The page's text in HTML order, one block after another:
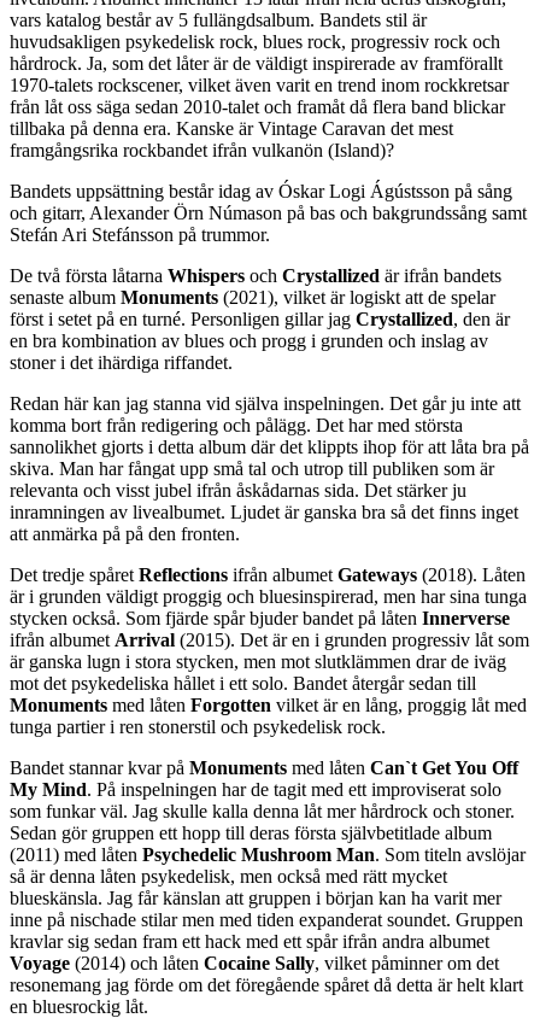
vars katalog består av 5 fullängdsalbum. Bandets stil är
huvudsakligen psykedelisk rock, blues rock, progressiv rock och
hårdrock. Ja, som det låter är de väldigt inspirerade av framförallt
1970-talets rockscener, vilket även varit en trend inom rockkretsar
från låt oss säga sedan 2010-talet och framåt då flera band blickar
tillbaka på denna era. Kanske är Vintage Caravan det mest
framgångsrika rockbandet ifrån vulkanön (Island)?
Bandets uppsättning består idag av Óskar Logi Ágústsson på sång
och gitarr, Alexander Örn Númason på bas och bakgrundssång samt
Stefán Ari Stefánsson på trummor.
De två första låtarna Whispers och Crystallized är ifrån bandets
senaste album Monuments (2021), vilket är logiskt att de spelar
först i setet på en turné. Personligen gillar jag Crystallized, den är
en bra kombination av blues och progg i grunden och inslag av
stoner i det ihärdiga riffandet.
Redan här kan jag stanna vid själva inspelningen. Det går ju inte att
komma bort från redigering och pålägg. Det har med största
sannolikhet gjorts i detta album där det klippts ihop för att låta bra på
skiva. Man har fångat upp små tal och utrop till publiken som är
relevanta och visst jubel ifrån åskådarnas sida. Det stärker ju
inramningen av livealbumet. Ljudet är ganska bra så det finns inget
att anmärka på på den fronten.
Det tredje spåret Reflections ifrån albumet Gateways (2018). Låten
är i grunden väldigt proggig och bluesinspirerad, men har sina tunga
stycken också. Som fjärde spår bjuder bandet på låten Innerverse
ifrån albumet Arrival (2015). Det är en i grunden progressiv låt som
är ganska lugn i stora stycken, men mot slutklämmen drar de iväg
mot det psykedeliska hållet i ett solo. Bandet återgår sedan till
Monuments med låten Forgotten vilket är en lång, proggig låt med
tunga partier i ren stonerstil och psykedelisk rock.
Bandet stannar kvar på Monuments med låten Can`t Get You Off
My Mind. På inspelningen har de tagit med ett improviserat solo
som funkar väl. Jag skulle kalla denna låt mer hårdrock och stoner.
Sedan gör gruppen ett hopp till deras första självbetitlade album
(2011) med låten Psychedelic Mushroom Man. Som titeln avslöjar
så är denna låten psykedelisk, men också med rätt mycket
blueskänsla. Jag får känslan att gruppen i början kan ha varit mer
inne på nischade stilar men med tiden expanderat soundet. Gruppen
kravlar sig sedan fram ett hack med ett spår ifrån andra albumet
Voyage (2014) och låten Cocaine Sally, vilket påminner om det
resonemang jag förde om det föregående spåret då detta är helt klart
en bluesrockig låt.